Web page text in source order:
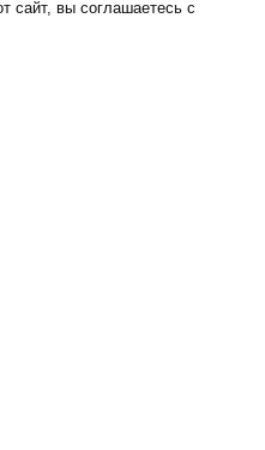
сайт, вы соглашаетесь с